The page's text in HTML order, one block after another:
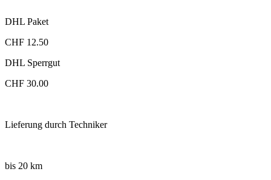
DHL Paket
CHF 12.50
DHL Sperrgut
CHF 30.00
Lieferung durch Techniker
bis 20 km